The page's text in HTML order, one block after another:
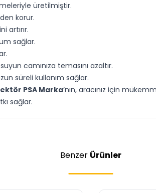
üretilmiştir.
korur.
artırır.
sağlar.
camınıza temasını azaltır.
süreli kullanım sağlar.
PSA Marka’nın, aracınız için
sağlar.
Benzer Ürünler